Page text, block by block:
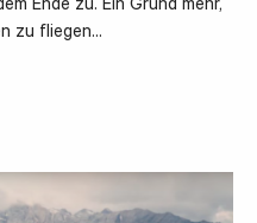
Ende zu. Ein Grund mehr,
zu fliegen…